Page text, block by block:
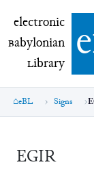
electronic
electronic
Babylonian
Library e
eBL Signs
EGIR